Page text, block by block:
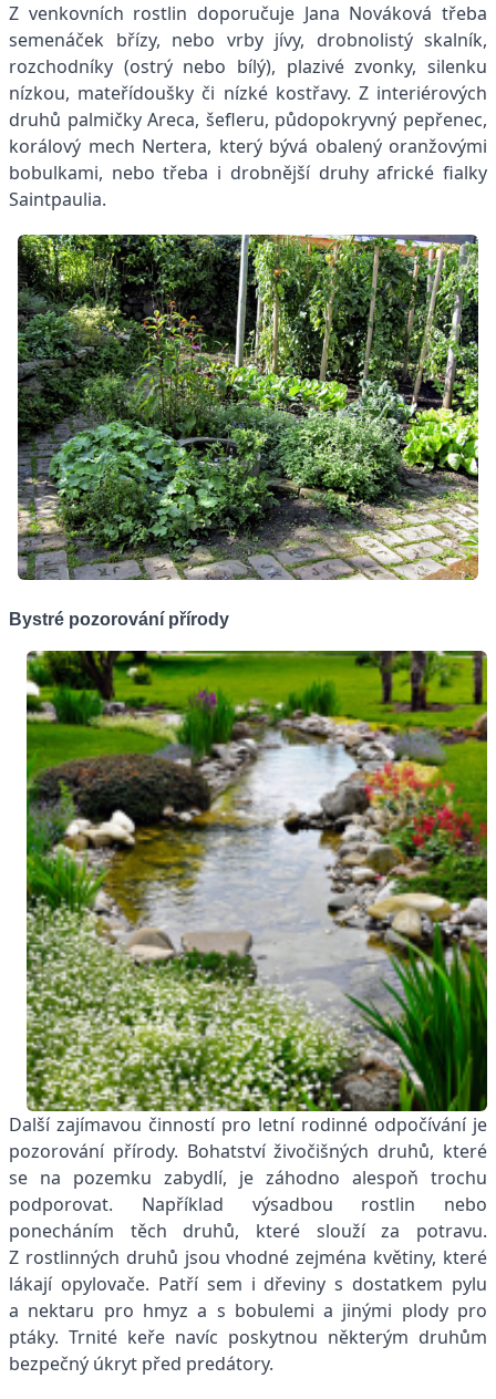
Z venkovních rostlin doporučuje Jana Nováková třeba
semenáček břízy, nebo vrby jívy, drobnolistý skalník,
rozchodníky (ostrý nebo bílý), plazivé zvonky, silenku
nízkou, mateřídoušky či nízké kostřavy. Z interiérových
druhů palmičky Areca, šefleru, půdopokryvný pepřenec,
korálový mech Nertera, který bývá obalený oranžovými
bobulkami, nebo třeba i drobnější druhy africké fialky
Saintpaulia.
Bystré pozorování přírody
Další zajímavou činností pro letní rodinné odpočívání je
pozorování přírody. Bohatství živočišných druhů, které
se na pozemku zabydlí, je záhodno alespoň trochu
podporovat. Například výsadbou rostlin nebo
ponecháním těch druhů, které slouží za potravu.
Z rostlinných druhů jsou vhodné zejména květiny, které
lákají opylovače. Patří sem i dřeviny s dostatkem pylu
a nektaru pro hmyz a s bobulemi a jinými plody pro
ptáky. Trnité keře navíc poskytnou některým druhům
bezpečný úkryt před predátory.